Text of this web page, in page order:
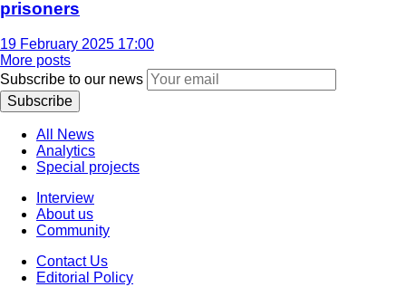
prisoners
19 February 2025 17:00
More posts
Subscribe to our news
Subscribe
All News
Analytics
Special projects
Interview
About us
Community
Contact Us
Editorial Policy